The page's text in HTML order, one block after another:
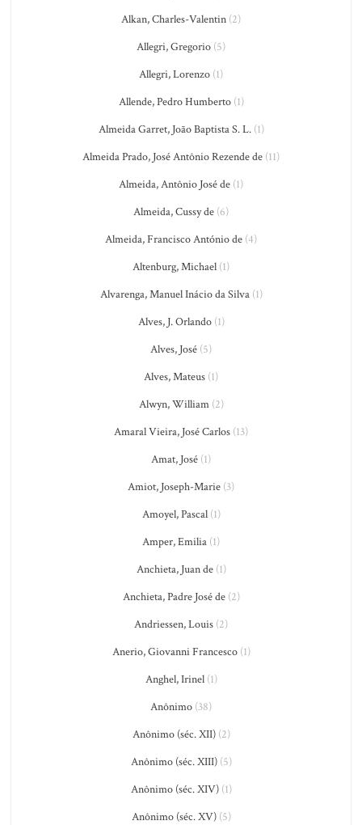
Alkan, Charles-Valentin (2)
Allegri, Gregorio (5)
Allegri, Lorenzo (1)
Allende, Pedro Humberto(1)
Almeida Garret, João Baptista S. L.(1)
Almeida Prado, José Antônio Rezende de (11)
Almeida, Antônio José de (1)
Almeida, Cussy de (6)
Almeida, Francisco António de (4)
Altenburg, Michael (1)
Alvarenga, Manuel Inácio da Silva(1)
Alves, J. Orlando(1)
Alves, José (5)
Alves, Mateus (1)
Alwyn, William(2)
Amaral Vieira, José Carlos (13)
Amat, José (1)
Amiot, Joseph-Marie (3)
Amoyel, Pascal(1)
Amper, Emilia (1)
Anchieta, Juan de(1)
Anchieta, Padre José de(2)
Andriessen, Louis (2)
Anerio, Giovanni Francesco(1)
Anghel, Irinel(1)
Anônimo (38)
Anônimo (séc. XII)(2)
Anônimo (séc. XIII)(5)
Anônimo (séc. XIV)(1)
Anônimo (séc. XV)(5)